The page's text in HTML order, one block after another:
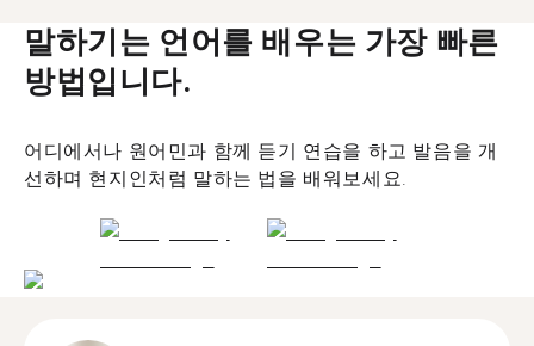
말하기는 언어를 배우는 가장 빠른
방법입니다.
어디에서나 원어민과 함께 듣기 연습을 하고 발음을 개
선하며 현지인처럼 말하는 법을 배워보세요.